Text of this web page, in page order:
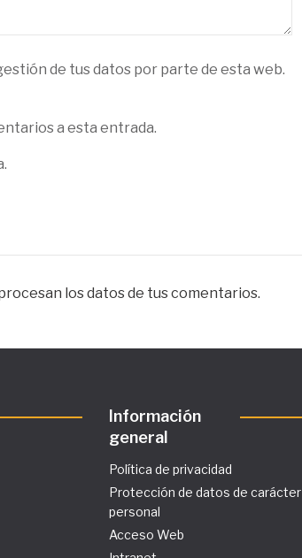
de tus datos por parte de esta web.
a esta entrada.
los datos de tus comentarios.
Información
general
Política de privacidad
Protección de datos de carácter
personal
Acceso Web